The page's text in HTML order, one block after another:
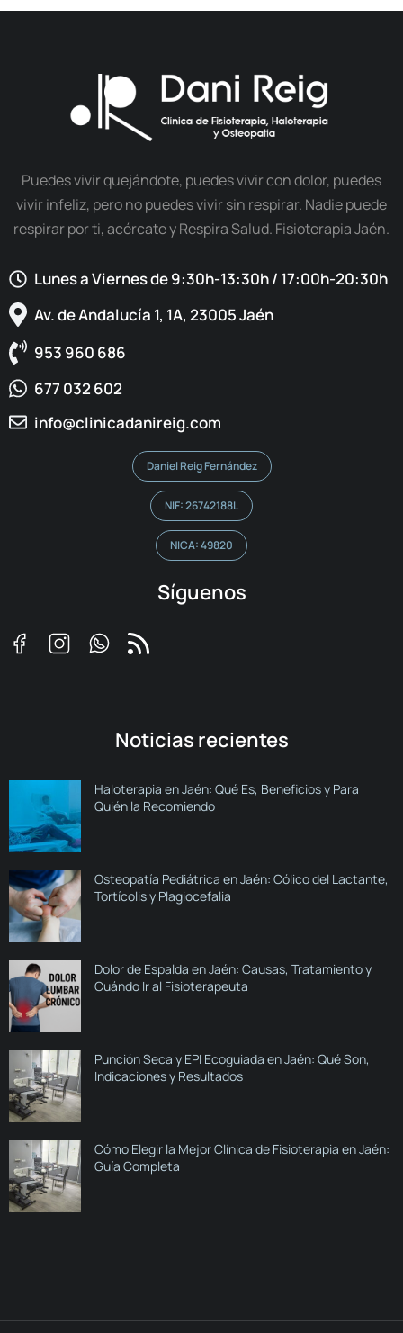
Puedes vivir quejándote, puedes vivir con dolor, puedes
vivir infeliz, pero no puedes vivir sin respirar. Nadie puede
respirar por ti, acércate y Respira Salud. Fisioterapia Jaén.
Lunes a Viernes de 9:30h-13:30h / 17:00h-20:30h​
Av. de Andalucía 1, 1A, 23005 Jaén
953 960 686
677 032 602
info@clinicadanireig.com
Daniel Reig Fernández
NIF: 26742188L
NICA: 49820
Síguenos
Noticias recientes
Haloterapia en Jaén: Qué Es, Beneficios y Para
Quién la Recomiendo
Osteopatía Pediátrica en Jaén: Cólico del Lactante,
Tortícolis y Plagiocefalia
Dolor de Espalda en Jaén: Causas, Tratamiento y
Cuándo Ir al Fisioterapeuta
Punción Seca y EPI Ecoguiada en Jaén: Qué Son,
Indicaciones y Resultados
Cómo Elegir la Mejor Clínica de Fisioterapia en Jaén:
Guía Completa